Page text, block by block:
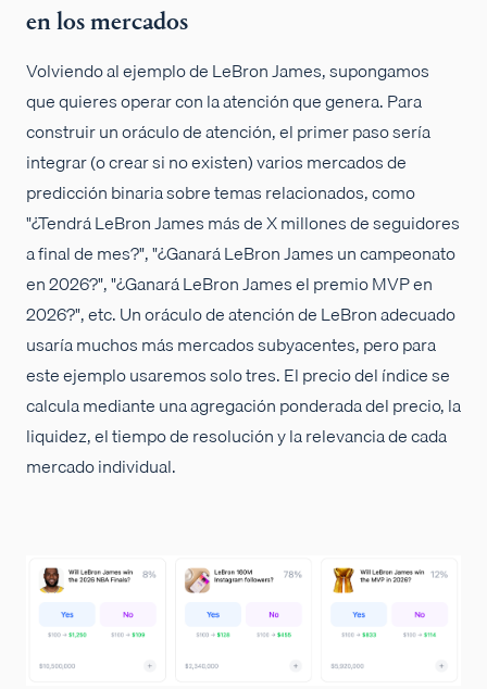
en los mercados
Volviendo al ejemplo de LeBron James, supongamos
que quieres operar con la atención que genera. Para
construir un oráculo de atención, el primer paso sería
integrar (o crear si no existen) varios mercados de
predicción binaria sobre temas relacionados, como
"¿Tendrá LeBron James más de X millones de seguidores
a final de mes?", "¿Ganará LeBron James un campeonato
en 2026?", "¿Ganará LeBron James el premio MVP en
2026?", etc. Un oráculo de atención de LeBron adecuado
usaría muchos más mercados subyacentes, pero para
este ejemplo usaremos solo tres. El precio del índice se
calcula mediante una agregación ponderada del precio, la
liquidez, el tiempo de resolución y la relevancia de cada
mercado individual.